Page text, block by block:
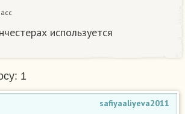
используется​
1
safiyaaliyeva2011